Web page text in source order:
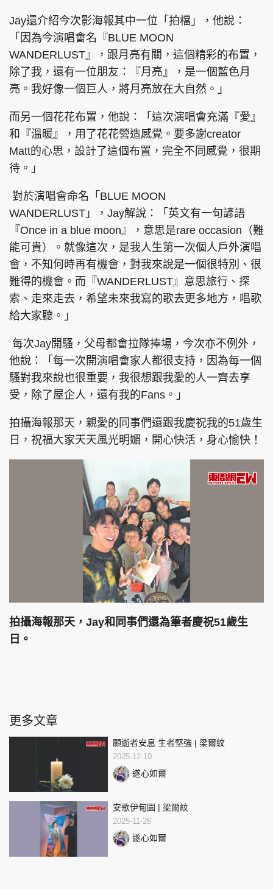
親子王 Oh!爸媽 JobMarket
頭條搵工 EDUPLUS
聯絡我們
隱私政策聲明
版權及免責聲明
Copyright © 東周網 版權所有 . 不得轉載
©Eastweek.com.hk. All rights reserved.
Jay還介紹今次影海報其中一位「拍檔」，他說：
「因為今演唱會名『BLUE MOON
WANDERLUST』，跟月亮有關，這個精彩的布置，
除了我，還有一位朋友：『月亮』，是一個藍色月
亮。我好像一個巨人，將月亮放在大自然。」
而另一個花花布置，他說：「這次演唱會充滿『愛』
和『溫暖』，用了花花營造感覺。要多謝creator
Matt的心思，設計了這個布置，完全不同感覺，很期
待。」
對於演唱會命名「BLUE MOON
WANDERLUST」，Jay解說：「英文有一句諺語
『Once in a blue moon』，意思是rare occasion（難
能可貴）。就像這次，是我人生第一次個人戶外演唱
會，不知何時再有機會，對我來說是一個很特別、很
難得的機會。而『WANDERLUST』意思旅行、探
索、走來走去，希望未來我寫的歌去更多地方，唱歌
給大家聽。」
每次Jay開騷，父母都會拉隊捧場，今次亦不例外，
他說：「每一次開演唱會家人都很支持，因為每一個
騷對我來說也很重要，我很想跟我愛的人一齊去享
受，除了屋企人，還有我的Fans。」
拍攝海報那天，親愛的同事們還跟我慶祝我的51歲生
日，祝福大家天天風光明媚，開心快活，身心愉快！
拍攝海報那天，Jay和同事們還為筆者慶祝51歲生
日。
更多文章
願逝者安息 生者堅強 | 梁爾紋
2025-12-10
遂心如爾
安歌伊甸園 | 梁爾紋
2025-11-26
遂心如爾